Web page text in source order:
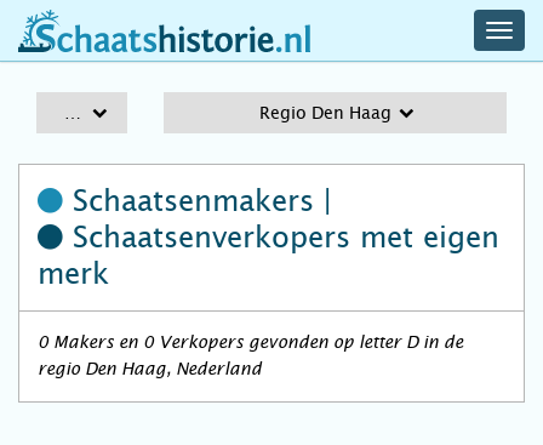
schaatshistorie.nl
Regio Den Haag
Schaatsenmakers |
Schaatsenverkopers met eigen
merk
0 Makers en 0 Verkopers gevonden op letter D in de
regio Den Haag, Nederland